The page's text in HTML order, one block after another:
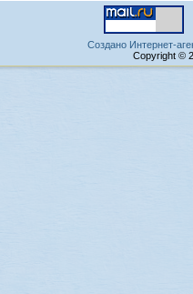
Создано Интернет-
Copyright ©